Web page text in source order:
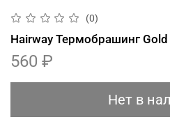
(0)
Hairway Термобрашинг
560 ₽
Нет в